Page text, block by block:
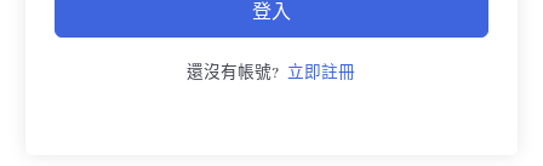
登入
還沒有帳號? 立即註冊